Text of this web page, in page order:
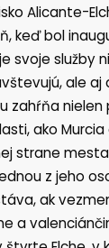
Alicante-
keď bol
svoje služby
ale aj
zahŕňa nielen
ako
strane
z jeho
ak
a